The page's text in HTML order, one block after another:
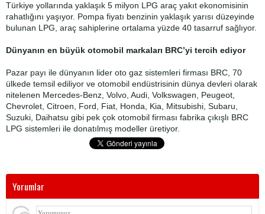
Türkiye yollarında yaklaşık 5 milyon LPG araç yakıt ekonomisinin
rahatlığını yaşıyor. Pompa fiyatı benzinin yaklaşık yarısı düzeyinde
bulunan LPG, araç sahiplerine ortalama yüzde 40 tasarruf sağlıyor.
Dünyanın en büyük otomobil markaları BRC’yi tercih ediyor
Pazar payı ile dünyanın lider oto gaz sistemleri firması BRC, 70
ülkede temsil ediliyor ve otomobil endüstrisinin dünya devleri olarak
nitelenen Mercedes-Benz, Volvo, Audi, Volkswagen, Peugeot,
Chevrolet, Citroen, Ford, Fiat, Honda, Kia, Mitsubishi, Subaru,
Suzuki, Daihatsu gibi pek çok otomobil firması fabrika çıkışlı BRC
LPG sistemleri ile donatılmış modeller üretiyor.
Yorumlar